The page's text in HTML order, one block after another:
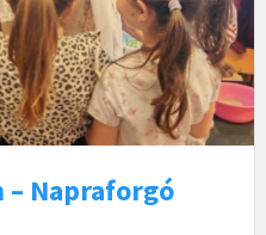
– Napraforgó